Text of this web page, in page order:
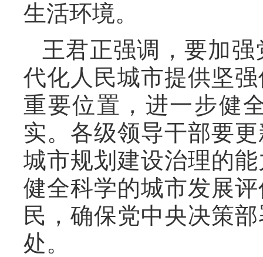
生活环境。
王君正强调，要加
代化人民城市提供坚
重要位置，进一步健
实。各级领导干部要
城市规划建设治理的
健全科学的城市发展
民，确保党中央决策
处。